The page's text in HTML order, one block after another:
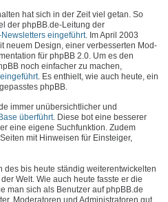
hat sich in der Zeit viel getan. So
der phpBB.de-Leitung der
eingeführt. Im April 2003
neuem Design, einer verbesserten Mod-
für phpBB 2.0. Um es den
noch einfacher zu machen,
. Es enthielt, wie auch heute, ein
phpBB.
immer unübersichtlicher und
überführt. Diese bot eine besserer
eine eigene Suchfunktion. Zudem
mit Hinweisen für Einsteiger,
des bis heute ständig weiterentwickelten
Welt. Wie auch heute fasste er die
man sich als Benutzer auf phpBB.de
Moderatoren und Administratoren gut